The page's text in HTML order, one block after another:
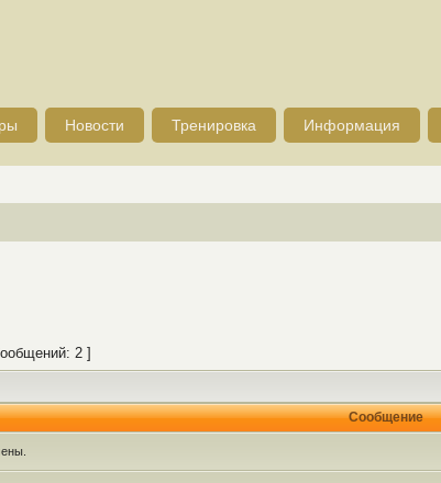
Новости Тренировка Информация
2 ]
Сообщение